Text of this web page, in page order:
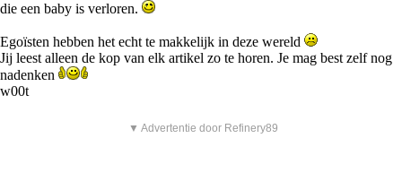
die een baby is verloren.
Egoïsten hebben het echt te makkelijk in deze wereld
Jij leest alleen de kop van elk artikel zo te horen. Je mag best zelf nog
nadenken
w00t
▼ Advertentie door Refinery89